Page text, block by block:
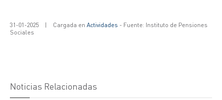
31-01-2025 | Cargada en Actividades - Fuente: Instituto de Pensiones
Sociales
Noticias Relacionadas